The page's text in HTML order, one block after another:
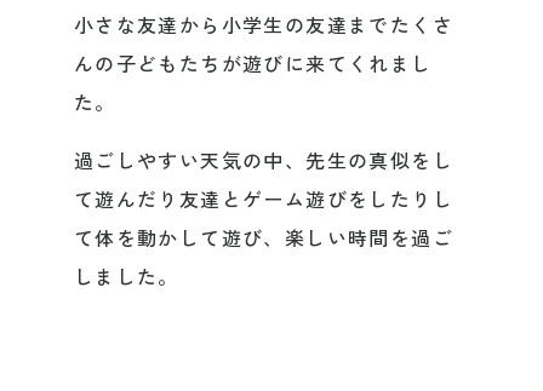
小さな友達から小学生の友達までたくさ
んの子どもたちが遊びに来てくれまし
た。
過ごしやすい天気の中、先生の真似をし
て遊んだり友達とゲーム遊びをしたりし
て体を動かして遊び、楽しい時間を過ご
しました。